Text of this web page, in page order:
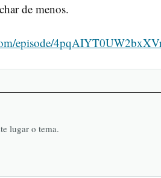
de menos.
episode/
lugar o tema.